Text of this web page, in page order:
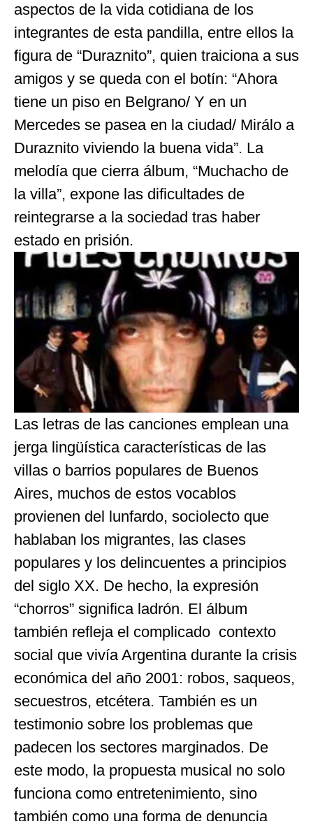
aspectos de la vida cotidiana de los
integrantes de esta pandilla, entre ellos la
figura de “Duraznito”, quien traiciona a sus
amigos y se queda con el botín: “Ahora
tiene un piso en Belgrano/ Y en un
Mercedes se pasea en la ciudad/ Mirálo a
Duraznito viviendo la buena vida”. La
melodía que cierra álbum, “Muchacho de
la villa”, expone las dificultades de
reintegrarse a la sociedad tras haber
estado en prisión.
Las letras de las canciones emplean una
jerga lingüística características de las
villas o barrios populares de Buenos
Aires, muchos de estos vocablos
provienen del lunfardo, sociolecto que
hablaban los migrantes, las clases
populares y los delincuentes a principios
del siglo XX. De hecho, la expresión
“chorros” significa ladrón. El álbum
también refleja el complicado contexto
social que vivía Argentina durante la crisis
económica del año 2001: robos, saqueos,
secuestros, etcétera. También es un
testimonio sobre los problemas que
padecen los sectores marginados. De
este modo, la propuesta musical no solo
funciona como entretenimiento, sino
también como una forma de denuncia